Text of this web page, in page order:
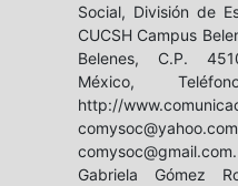
Social, División de
CUCSH Campus
Belenes, C.P.
México,
http://
Gabriela Gómez